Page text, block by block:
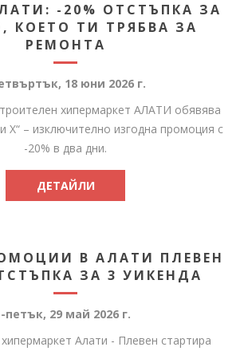
-20% ОТСТЪПКА ЗА
КОЕТО ТИ ТРЯБВА ЗА
РЕМОНТА
18 юни 2026 г.
хипермаркет АЛАТИ обявява
X“ – изключително изгодна промоция с
-20% в два дни.
ДЕТАЙЛИ
В АЛАТИ ПЛЕВЕН
ЗА 3 УИКЕНДА
-петък, 29 май 2026 г.
Алати - Плевен стартира